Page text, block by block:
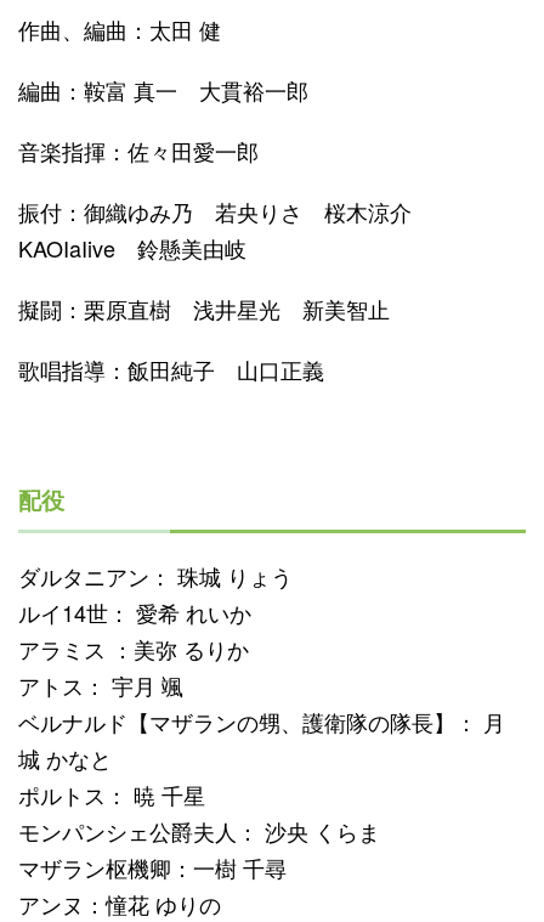
作曲、編曲：太田 健
編曲：鞍富 真一 大貫裕一郎
音楽指揮：佐々田愛一郎
振付：御織ゆみ乃 若央りさ 桜木涼介
KAOIaIive 鈴懸美由岐
擬闘：栗原直樹 浅井星光 新美智止
歌唱指導：飯田純子 山口正義
配役
ダルタニアン： 珠城 りょう
ルイ14世： 愛希 れいか
アラミス ：美弥 るりか
アトス： 宇月 颯
ベルナルド【マザランの甥、護衛隊の隊長】： 月
城 かなと
ポルトス： 暁 千星
モンパンシェ公爵夫人： 沙央 くらま
マザラン枢機卿：一樹 千尋
アンヌ：憧花 ゆりの